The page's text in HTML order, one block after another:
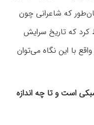
که شاعرانی چون
کرد که تاریخ سرایش
با این نگاه می‌توان
است و تا چه اندازه